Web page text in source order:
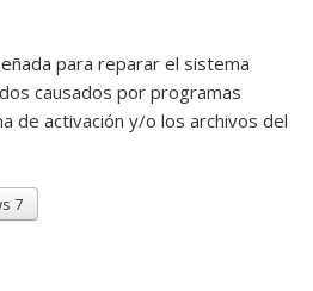
para reparar el sistema
causados por programas
de activación y/o los archivos del
7